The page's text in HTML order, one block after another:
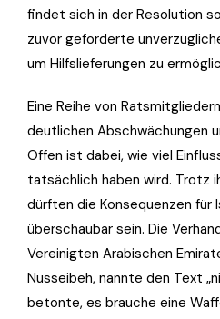
findet sich in der Resolution
zuvor geforderte
um Hilfslieferungen zu
Eine Reihe von
deutlichen Abschwächungen
Offen ist dabei, wie viel
tatsächlich haben wird. Trotz
dürften die Konsequenzen für
überschaubar sein. Die
Vereinigten Arabischen
Nusseibeh, nannte den Text
betonte, es brauche eine